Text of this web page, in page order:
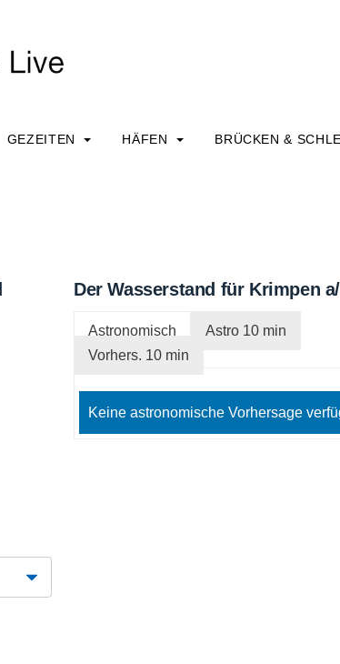
GEZEITEN HÄFEN BRÜCKEN &
Der Wasserstand für Krimpen
Astronomisch
Astro 10 min
Vorhers. 10 min
Keine astronomische Vorhersage